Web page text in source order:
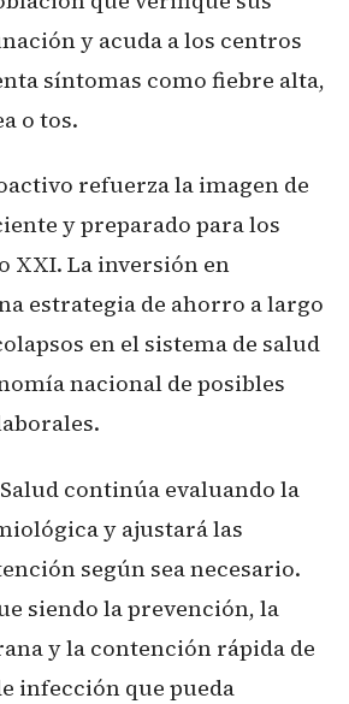
y acuda a los centros
síntomas como fiebre alta,
o tos.
refuerza la imagen de
y preparado para los
XXI. La inversión en
estrategia de ahorro a largo
en el sistema de salud
nacional de posibles
continúa evaluando la
y ajustará las
según sea necesario.
siendo la prevención, la
y la contención rápida de
infección que pueda